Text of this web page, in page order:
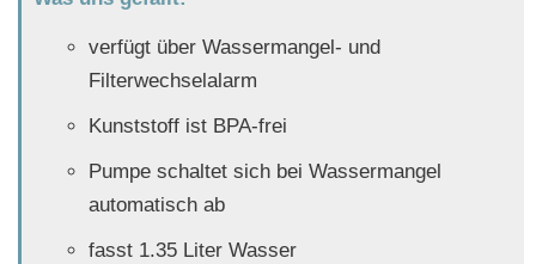
verfügt über Wassermangel- und
Filterwechselalarm
Kunststoff ist BPA-frei
Pumpe schaltet sich bei Wassermangel
automatisch ab
fasst 1.35 Liter Wasser